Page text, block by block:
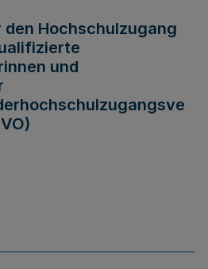
Hochschulzugang
und